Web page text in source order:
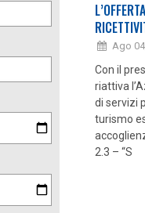
Ago
Con il
riattiva
di servizi
turismo
2.3 – “S